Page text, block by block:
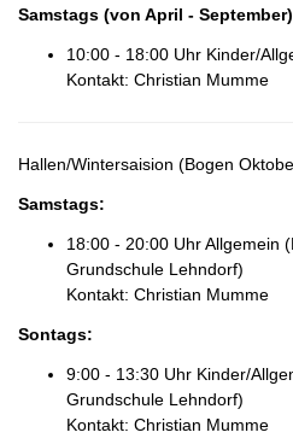
Samstags (von April - September)
10:00 - 18:00 Uhr Kinder/
Kontakt: Christian Mumme
Hallen/Wintersaision (Bogen
Samstags:
18:00 - 20:00 Uhr Allgemein
Grundschule Lehndorf)
Kontakt: Christian Mumme
Sontags:
9:00 - 13:30 Uhr Kinder/
Grundschule Lehndorf)
Kontakt: Christian Mumme